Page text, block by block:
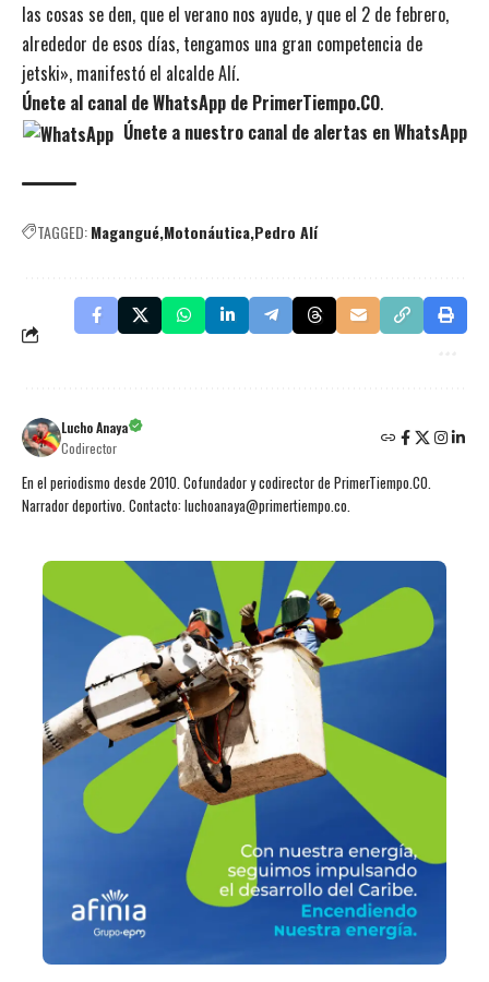
las cosas se den, que el verano nos ayude, y que el 2 de febrero,
alrededor de esos días, tengamos una gran competencia de
jetski», manifestó el alcalde Alí.
Únete al canal de WhatsApp de PrimerTiempo.CO.
Únete a nuestro canal de alertas en WhatsApp
TAGGED:Magangué Motonáutica Pedro Alí
Lucho Anaya
Codirector
En el periodismo desde 2010. Cofundador y codirector de PrimerTiempo.CO.
Narrador deportivo. Contacto: luchoanaya@primertiempo.co.